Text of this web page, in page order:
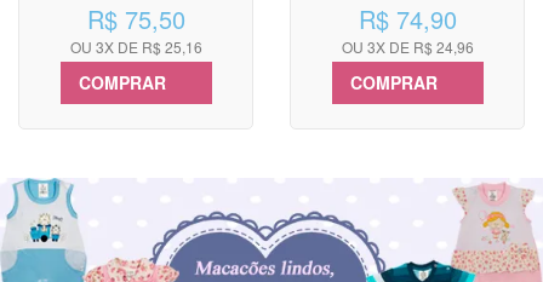
R$ 75,50
OU 3X DE R$ 25,16
COMPRAR
R$ 74,90
OU 3X DE R$ 24,96
COMPRAR